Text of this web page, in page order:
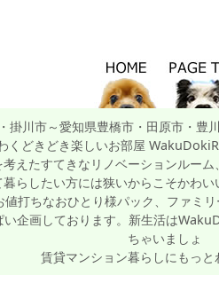
掛川市～愛知県豊橋市・田原市・豊
くどきどき楽しいお部屋
えたすてきなリノベーションルー
らしたい方には狭いからこそかわ
打ちなおひとり様パック、ファミ
企画しております。新生活は
ちゃいましょ
賃貸マンション暮らしにもっと